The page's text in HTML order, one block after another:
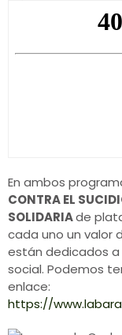
En ambos
CONTRA EL
SOLIDARIAde
cada uno un valor
están dedicados
social. Podemos
enlace:
https://